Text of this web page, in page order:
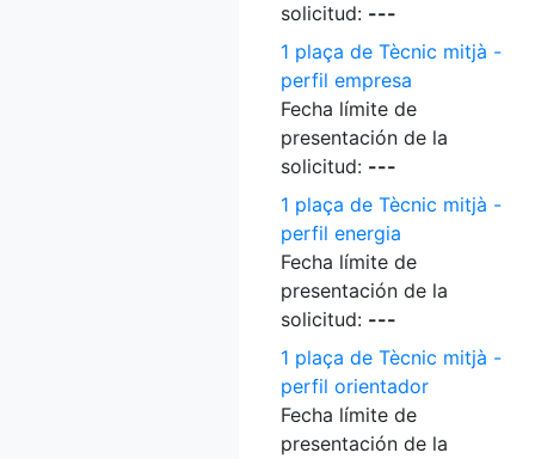
solicitud: ---
1 plaça de Tècnic mitjà -
perfil empresa
Fecha límite de
presentación de la
solicitud: ---
1 plaça de Tècnic mitjà -
perfil energia
Fecha límite de
presentación de la
solicitud: ---
1 plaça de Tècnic mitjà -
perfil orientador
Fecha límite de
presentación de la